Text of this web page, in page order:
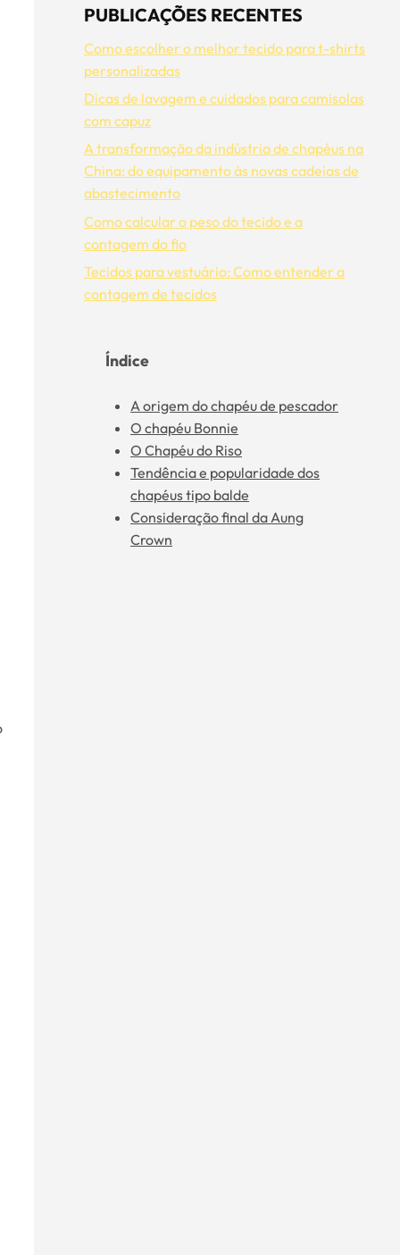
PUBLICAÇÕES RECENTES
Como escolher o melhor tecido para t-shirts
personalizadas
Dicas de lavagem e cuidados para camisolas
com capuz
A transformação da indústria de chapéus na
China: do equipamento às novas cadeias de
abastecimento
Como calcular o peso do tecido e a
contagem do fio
Tecidos para vestuário: Como entender a
contagem de tecidos
Índice
A origem do chapéu de pescador
O chapéu Bonnie
O Chapéu do Riso
Tendência e popularidade dos
chapéus tipo balde
Consideração final da Aung
Crown